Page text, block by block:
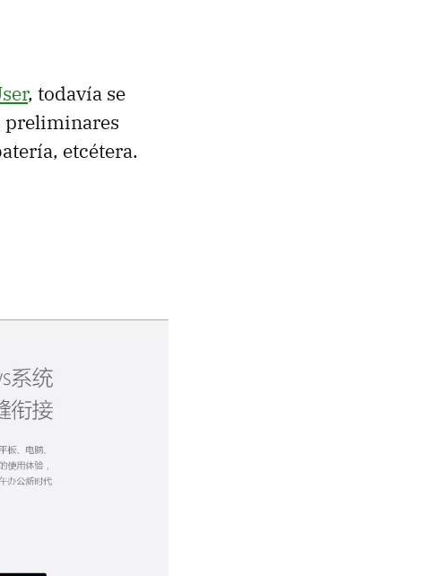
, todavía se
preliminares
etcétera.